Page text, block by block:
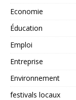
Economie
Éducation
Emploi
Entreprise
Environnement
festivals locaux